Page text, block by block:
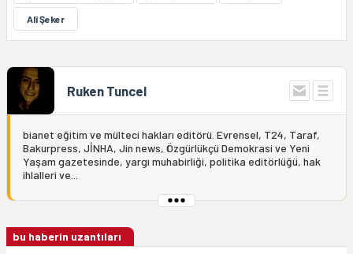
Alî Şeker
Ruken Tuncel
bianet eğitim ve mülteci hakları editörü. Evrensel, T24, Taraf,
Bakurpress, JİNHA, Jin news, Özgürlükçü Demokrasi ve Yeni
Yaşam gazetesinde, yargı muhabirliği, politika editörlüğü, hak
ihlalleri ve...
bu haberin uzantıları